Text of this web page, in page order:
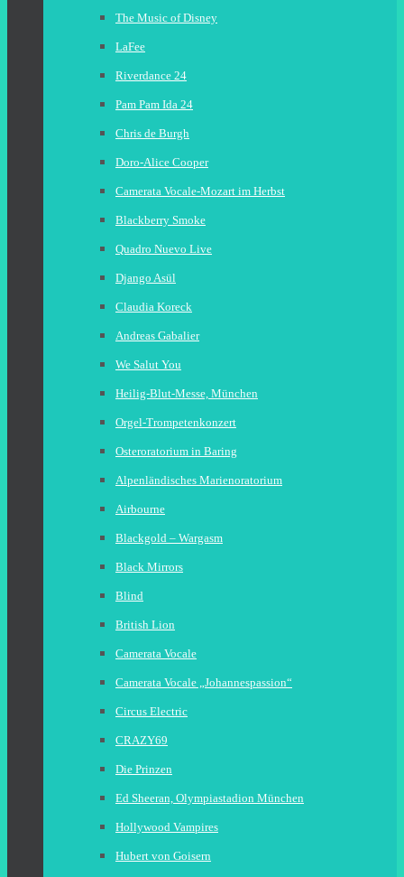
The Music of Disney
LaFee
Riverdance 24
Pam Pam Ida 24
Chris de Burgh
Doro-Alice Cooper
Camerata Vocale-Mozart im Herbst
Blackberry Smoke
Quadro Nuevo Live
Django Asül
Claudia Koreck
Andreas Gabalier
We Salut You
Heilig-Blut-Messe, München
Orgel-Trompetenkonzert
Osteroratorium in Baring
Alpenländisches Marienoratorium
Airbourne
Blackgold – Wargasm
Black Mirrors
Blind
British Lion
Camerata Vocale
Camerata Vocale „Johannespassion“
Circus Electric
CRAZY69
Die Prinzen
Ed Sheeran, Olympiastadion München
Hollywood Vampires
Hubert von Goisern